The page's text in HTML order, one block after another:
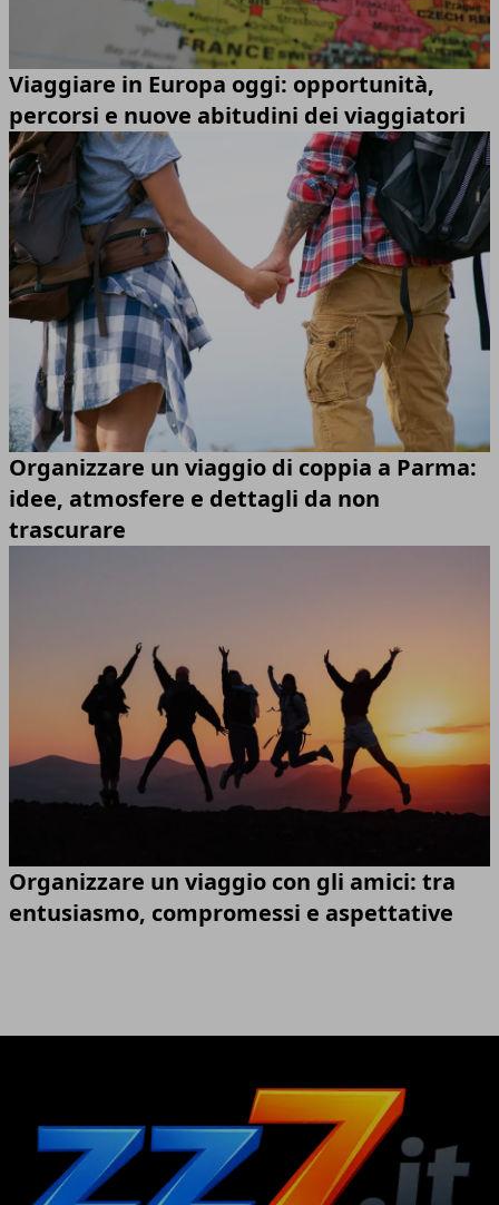
Viaggiare in Europa oggi: opportunità,
percorsi e nuove abitudini dei viaggiatori
Organizzare un viaggio di coppia a Parma:
idee, atmosfere e dettagli da non
trascurare
Organizzare un viaggio con gli amici: tra
entusiasmo, compromessi e aspettative